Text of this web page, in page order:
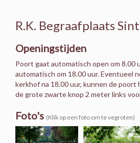
R.K. Begraafplaats
Openingstijden
Poort gaat automatisch open om 8.00
automatisch om 18.00 uur. Eventueel
kerkhof na 18.00 uur, kunnen de poort
de grote zwarte knop 2 meter links
Foto's (Klik op een foto om te vegroten)